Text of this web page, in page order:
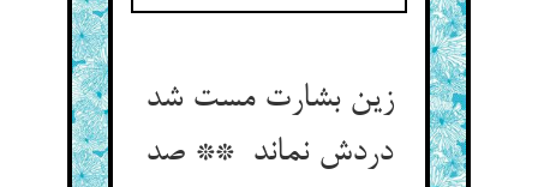
زین بشارت مست شد
دردش نماند ** صد